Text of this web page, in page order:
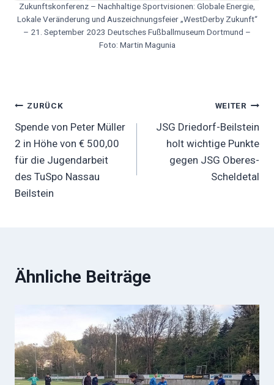
Zukunftskonferenz – Nachhaltige Sportvisionen: Globale Energie,
Lokale Veränderung und Auszeichnungsfeier „WestDerby Zukunft“
– 21. September 2023 Deutsches Fußballmuseum Dortmund –
Foto: Martin Magunia
Beitragsnavigation
ZURÜCK
Spende von Peter Müller
2 in Höhe von € 500,00
für die Jugendarbeit
des TuSpo Nassau
Beilstein
WEITER
JSG Driedorf-Beilstein
holt wichtige Punkte
gegen JSG Oberes-
Scheldetal
Ähnliche Beiträge